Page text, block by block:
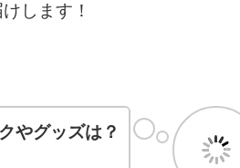
します！
やグッズは？